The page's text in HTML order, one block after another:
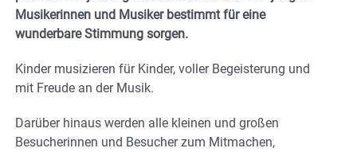
Musikerinnen und Musiker bestimmt für eine
wunderbare Stimmung sorgen.
Kinder musizieren für Kinder, voller Begeisterung und
mit Freude an der Musik.
Darüber hinaus werden alle kleinen und großen
Besucherinnen und Besucher zum Mitmachen,